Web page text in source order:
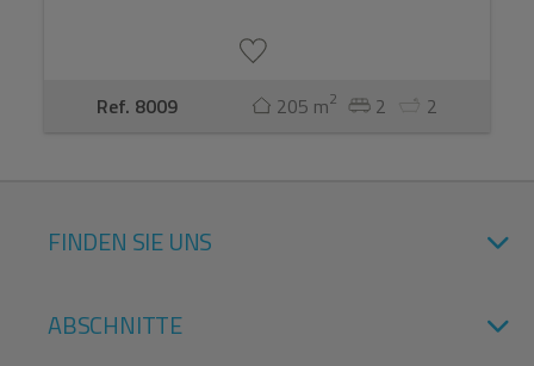
Ref. 8009 205 m2 2 2
FINDEN SIE UNS
ABSCHNITTE